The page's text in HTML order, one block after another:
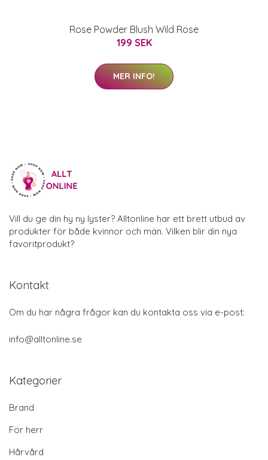
Rose Powder Blush Wild Rose
199 SEK
MER INFO!
Vill du ge din hy ny lyster? Alltonline har ett brett utbud av
produkter för både kvinnor och män. Vilken blir din nya
favoritprodukt?
Kontakt
Om du har några frågor kan du kontakta oss via e-post:
info@alltonline.se
Kategorier
Brand
För herr
Hårvård